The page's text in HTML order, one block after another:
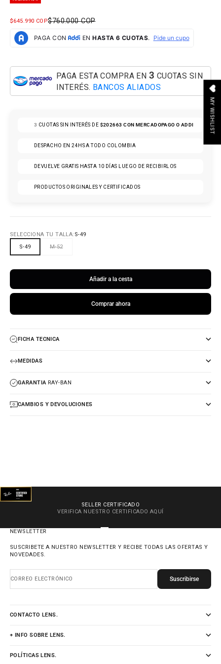
PRECIO DE OFERTA
$645.990 COPPRECIO NORMAL
$760.000 COP
PAGA ESTA COMPRA EN 3 CUOTAS SIN
INTERÉS. BANCOS ALIADOS
3 CUOTAS SIN INTERÉS DE $202663CON MERCADOPAGO O ADDI
DESPACHO EN 24HS A TODO COLOMBIA
DEVUELVE GRATIS HASTA 10 DÍAS LUEGO DE RECIBIRLOS
PRODUCTOS ORIGINALES Y CERTIFICADOS
SELECCIONA TU TALLA: S-49
S-49
M-52
Añadir a la cesta
Comprar ahora
FICHA TECNICA
MEDIDAS
GARANTIARAY-BAN
CAMBIOS Y DEVOLUCIONES
SELLER CERTIFICADO
VERIFICA NUESTRO CERTIFICADO AQUÍ
NEWSLETTER
SUSCRIBETE A NUESTRO NEWSLETTER Y RECIBE TODAS LAS OFERTAS Y
NOVEDADES.
CORREO ELECTRÓNICO Suscribirse
CONTACTO LENS.
+ INFO SOBRE LENS.
POLÍTICAS LENS.
MY WISHLIST